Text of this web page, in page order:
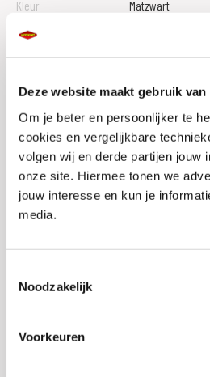
Deze website maakt gebruik van
Om je beter en persoonlijker te
cookies en vergelijkbare
volgen wij en derde partijen jouw
onze site. Hiermee tonen we
jouw interesse en kun je
media.
Noodzakelijk
Voorkeuren
Kleur
Matzwart
Merk
Pinlock
Voorbereid
Helm materialen
Polycarbonaat
Type sluiting
Microlock
Helmtype
Allroadhelm
Communicatie